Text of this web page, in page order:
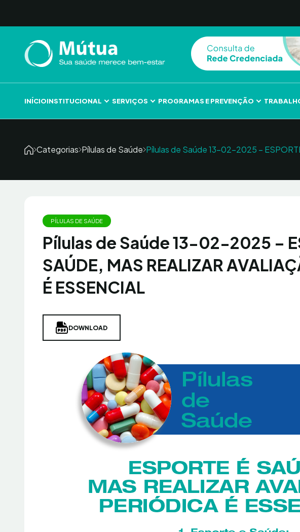
INÍCIOINSTITUCIONAL SERVIÇOS PROGRAMAS E PREVENÇÃO
Categorias Pílulas de Saúde Pílulas de Saúde 13-02-2025 –
PÍLULAS DE SAÚDE
Pílulas de Saúde 13-02-2025 –
SAÚDE, MAS REALIZAR
É ESSENCIAL
DOWNLOAD